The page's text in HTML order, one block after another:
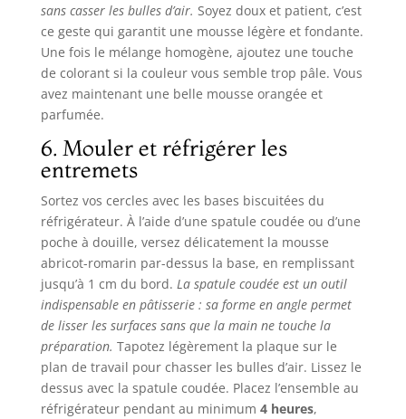
sans casser les bulles d’air. Soyez doux et patient, c’est
ce geste qui garantit une mousse légère et fondante.
Une fois le mélange homogène, ajoutez une touche
de colorant si la couleur vous semble trop pâle. Vous
avez maintenant une belle mousse orangée et
parfumée.
6. Mouler et réfrigérer les
entremets
Sortez vos cercles avec les bases biscuitées du
réfrigérateur. À l’aide d’une spatule coudée ou d’une
poche à douille, versez délicatement la mousse
abricot-romarin par-dessus la base, en remplissant
jusqu’à 1 cm du bord. La spatule coudée est un outil
indispensable en pâtisserie : sa forme en angle permet
de lisser les surfaces sans que la main ne touche la
préparation. Tapotez légèrement la plaque sur le
plan de travail pour chasser les bulles d’air. Lissez le
dessus avec la spatule coudée. Placez l’ensemble au
réfrigérateur pendant au minimum 4 heures,